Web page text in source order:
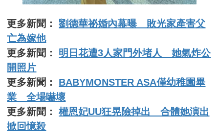
更多新聞：劉德華祕婚內幕曝 敗光家產害父
亡為嫁他
更多新聞： 明日花遭3人家門外堵人 她氣炸公
開照片
更多新聞： BABYMONSTER ASA僅幼稚園畢
業 全場嚇壞
更多新聞：權恩妃UU狂晃險掉出 合體她演出
掀回憶殺